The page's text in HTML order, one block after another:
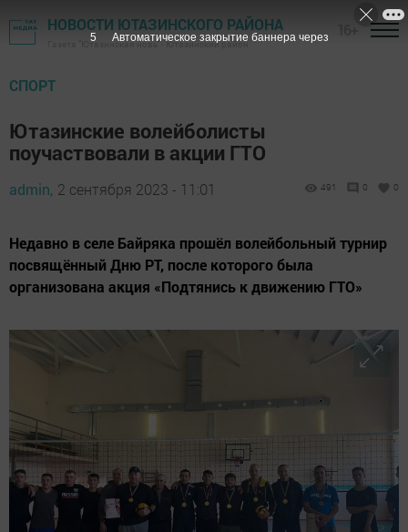
НОВОСТИ ЮТАЗИНСКОГО РАЙОНА
Газета "Ютазинская новь" - Ютазинский район
СПОРТ
Ютазинские волейболисты
поучаствовали в акции ГТО
admin, 2 сентября 2023 - 11:01 491 0 0
Недавно в селе Байряка прошёл волейбольный турнир
посвящённый Дню РТ, после которого была
организована акция «Подтянись к движению ГТО»
3 Автоматическое закрытие баннера через